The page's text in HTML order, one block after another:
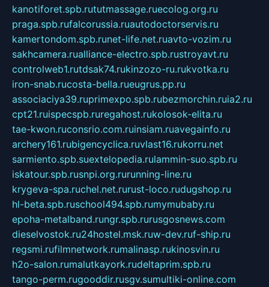
kanotiforet.spb.rututmassage.ruecolog.org.ru
praga.spb.rufalcorussia.ruautodoctorservis.ru
kamertondom.spb.runet-life.net.ruavto-vozim.ru
sakhcamera.rualliance-electro.spb.rustroyavt.ru
controlweb1.rutdsak74.rukinzozo-ru.rukvotka.ru
iron-snab.rucosta-bella.rueugrus.pp.ru
associaciya39.ruprimexpo.spb.rubezmorchin.ruia2.ru
cpt21.ruispecspb.ruregahost.rukolosok-elita.ru
tae-kwon.ruconsrio.com.ruinsiam.ruavegainfo.ru
archery161.rubigencyclica.ruvlast16.rukorru.net
sarmiento.spb.suextelopedia.rulammin-suo.spb.ru
iskatour.spb.rusnpi.org.rurunning-line.ru
krygeva-spa.ruchel.net.rurust-loco.rudugshop.ru
hl-beta.spb.ruschool494.spb.rumymubaby.ru
epoha-metalband.rungr.spb.rurusgosnews.com
dieselvostok.ru24hostel.msk.ruw-dev.ruf-ship.ru
regsmi.rufilmnetwork.rumalinasp.rukinosvin.ru
h2o-salon.rumalutkayork.rudeltaprim.spb.ru
tango-perm.rugooddir.rusgv.sumultiki-online.com